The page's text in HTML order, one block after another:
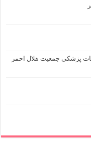
پزشکی جمعیت هلال احمر